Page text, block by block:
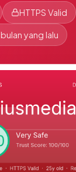
HTTPS Valid
yang lalu